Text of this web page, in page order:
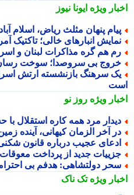
ویژهایونا نیوز
پنهان مثلث ریاض، اسلام آباد
انبارهای خالی؛ تاکتیک
هم گره مذاکرات لبنان و اسراییل
بی سروصدا؛ سوخت رسان
سرهنگ بازنشسته ارتش
ویژهروز نو
مرد همه کاره استقلال با
آخر الزمان کیهانی، آینده زمین
عجیب درباره قانون شکنی
جدید از پرداخت معوقات
دولتشاهی: هدفم بی احترامی به
ویژهتک ناک